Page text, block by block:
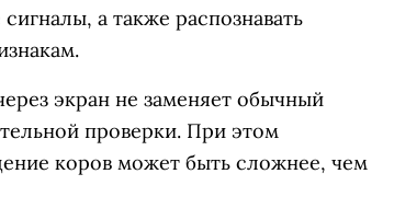
а также распознавать
экран не заменяет обычный
проверки. При этом
коров может быть сложнее, чем